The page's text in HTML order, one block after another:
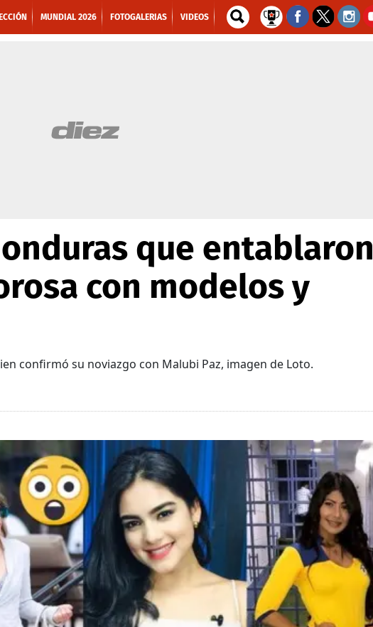
MUNDIAL 2026 FOTOGALERIAS VIDEOS
que entablaron
con modelos y
confirmó su noviazgo con Malubi Paz, imagen de Loto.